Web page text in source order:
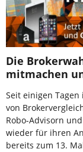
Die
mitmachen
Seit einigen
von
Robo-Advisorn
wieder für ihren
bereits zum 13.